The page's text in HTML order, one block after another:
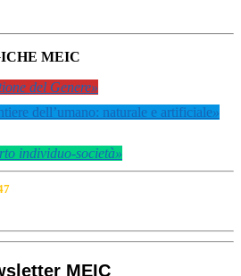
MEIC
del Genere»
dell’umano: naturale e artificiale»
individuo-società»
MEIC